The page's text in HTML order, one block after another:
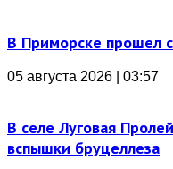
В Приморске прошел
05 августа 2026 | 03:57
В селе Луговая
вспышки бруцеллеза